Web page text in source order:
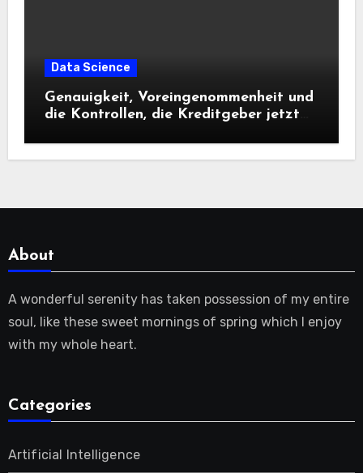
Data Science
Genauigkeit, Voreingenommenheit und
die Kontrollen, die Kreditgeber jetzt
About
A wonderful serenity has taken possession of my entire
soul, like these sweet mornings of spring which I enjoy
with my whole heart.
Categories
Artificial Intelligence